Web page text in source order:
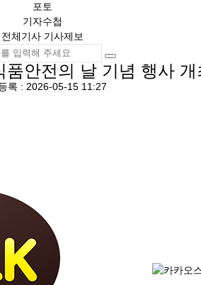
포토
기자수첩
전체기사 기사제보
품안전의 날 기념 행사 개
록 : 2026-05-15 11:27